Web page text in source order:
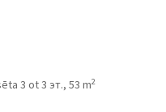
3 ot 3 эт., 53 m2